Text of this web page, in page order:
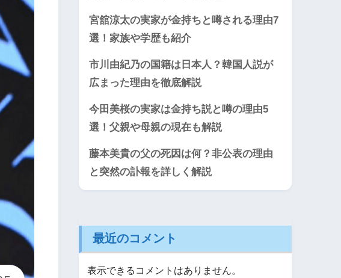
宮舘涼太の実家が金持ちと噂される理由7
選！家族や学歴も紹介
市川由紀乃の国籍は日本人？韓国人説が
広まった理由を徹底解説
今田美桜の実家は金持ち説と噂の理由5
選！父親や母親の現在も解説
藤本美貴の父の死因は何？非公表の理由
と突然の訃報を詳しく解説
最近のコメント
表示できるコメントはありません。